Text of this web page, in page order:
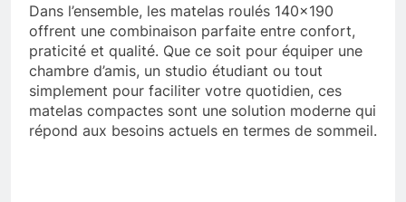
Dans l’ensemble, les matelas roulés 140×190
offrent une combinaison parfaite entre confort,
praticité et qualité. Que ce soit pour équiper une
chambre d’amis, un studio étudiant ou tout
simplement pour faciliter votre quotidien, ces
matelas compactes sont une solution moderne qui
répond aux besoins actuels en termes de sommeil.